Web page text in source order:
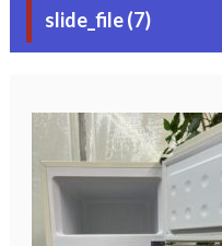
slide_file (7)